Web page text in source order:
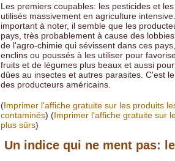
Les premiers coupables: les pesticides et
utilisés massivement en agriculture
important à noter, il semble que les
pays, très probablement à cause des
de l'agro-chimie qui sévissent dans ces
enclins ou poussés à les utiliser pour
fruits et de légumes plus beaux et aussi
dûes au insectes et autres parasites. C'est
des producteurs américains.
(Imprimer l'affiche gratuite sur les produits
contaminés) (Imprimer l'affiche gratuite sur
plus sûrs)
Un indice qui ne ment pas: